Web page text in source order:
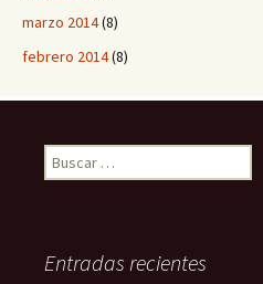
marzo 2014(8)
febrero 2014(8)
B
u
r
Entradas recientes